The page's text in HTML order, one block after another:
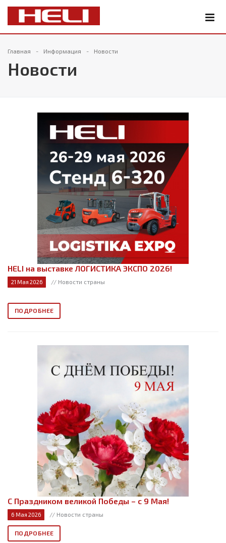
Главная Информация Новости
Новости
HELI на выставке ЛОГИСТИКА ЭКСПО 2026!
21 Мая 2026 // Новости страны
ПОДРОБНЕЕ
С Праздником великой Победы – с 9 Мая!
6 Мая 2026 // Новости страны
ПОДРОБНЕЕ